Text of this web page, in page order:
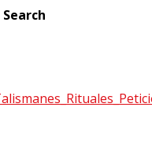
Search